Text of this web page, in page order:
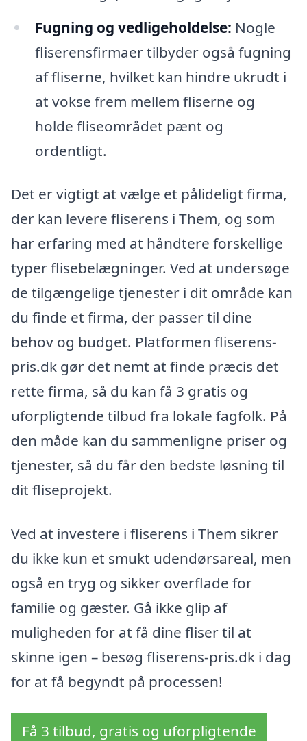
Fugning og vedligeholdelse: Nogle
fliserensfirmaer tilbyder også fugning
af fliserne, hvilket kan hindre ukrudt i
at vokse frem mellem fliserne og
holde fliseområdet pænt og
ordentligt.
Det er vigtigt at vælge et pålideligt firma,
der kan levere fliserens i Them, og som
har erfaring med at håndtere forskellige
typer flisebelægninger. Ved at undersøge
de tilgængelige tjenester i dit område kan
du finde et firma, der passer til dine
behov og budget. Platformen fliserens-
pris.dk gør det nemt at finde præcis det
rette firma, så du kan få 3 gratis og
uforpligtende tilbud fra lokale fagfolk. På
den måde kan du sammenligne priser og
tjenester, så du får den bedste løsning til
dit fliseprojekt.
Ved at investere i fliserens i Them sikrer
du ikke kun et smukt udendørsareal, men
også en tryg og sikker overflade for
familie og gæster. Gå ikke glip af
muligheden for at få dine fliser til at
skinne igen – besøg fliserens-pris.dk i dag
for at få begyndt på processen!
Få 3 tilbud, gratis og uforpligtende